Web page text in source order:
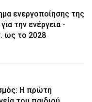
ενεργοποίησης της
την ενέργεια -
ως το 2028
Η πρώτη